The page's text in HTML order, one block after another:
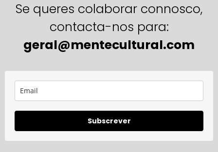
Se queres colaborar connosco,
contacta-nos para:
geral@mentecultural.com
Subscrever